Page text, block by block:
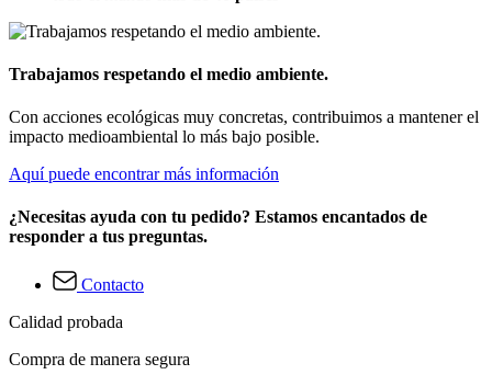
Trabajamos respetando el medio ambiente.
Con acciones ecológicas muy concretas, contribuimos a mantener el
impacto medioambiental lo más bajo posible.
Aquí puede encontrar más información
¿Necesitas ayuda con tu pedido? Estamos encantados de
responder a tus preguntas.
Contacto
Calidad probada
Compra de manera segura